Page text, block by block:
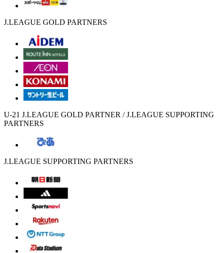
J.LEAGUE GOLD PARTNERS
U-21 J.LEAGUE GOLD PARTNER / J.LEAGUE SUPPORTING
PARTNERS
J.LEAGUE SUPPORTING PARTNERS